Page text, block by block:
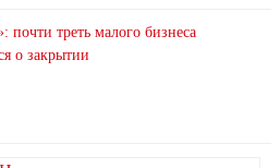
почти треть малого бизнеса
о закрытии